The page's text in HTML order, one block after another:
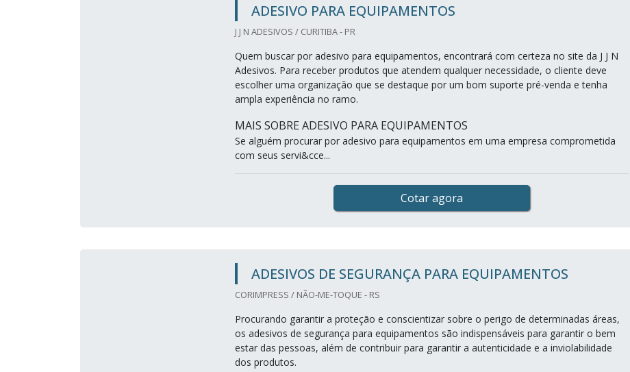
ADESIVO PARA EQUIPAMENTOS
J J N ADESIVOS / CURITIBA - PR
Quem buscar por adesivo para equipamentos, encontrará com certeza no site da J J N
Adesivos. Para receber produtos que atendem qualquer necessidade, o cliente deve
escolher uma organização que se destaque por um bom suporte pré-venda e tenha
ampla experiência no ramo.
MAIS SOBRE ADESIVO PARA EQUIPAMENTOS
Se alguém procurar por adesivo para equipamentos em uma empresa comprometida
com seus servi&cce...
Cotar agora
ADESIVOS DE SEGURANÇA PARA EQUIPAMENTOS
CORIMPRESS / NÃO-ME-TOQUE - RS
Procurando garantir a proteção e conscientizar sobre o perigo de determinadas áreas,
os adesivos de segurança para equipamentos são indispensáveis para garantir o bem
estar das pessoas, além de contribuir para garantir a autenticidade e a inviolabilidade
dos produtos.